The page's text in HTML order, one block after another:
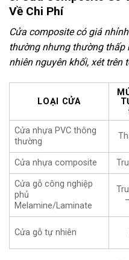
Về Chi Phí
Cửa composite có giá
thường nhưng thường thấp
nhiên nguyên khối, xét trên
LOẠI CỬA
Cửa nhựa PVC thông
thường
Cửa nhựa composite
Cửa gỗ công nghiệp
phủ
Melamine/Laminate
Cửa gỗ tự nhiên